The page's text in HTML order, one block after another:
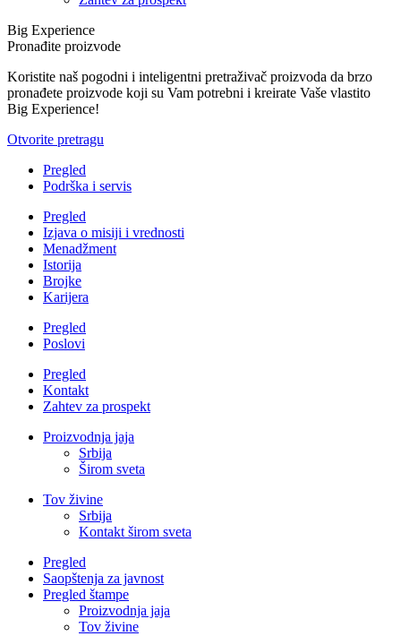
Big Experience
Pronađite proizvode
Koristite naš pogodni i inteligentni pretraživač proizvoda da brzo
pronađete proizvode koji su Vam potrebni i kreirate Vaše vlastito
Big Experience!
Otvorite pretragu
Pregled
Podrška i servis
Pregled
Izjava o misiji i vrednosti
Menadžment
Istorija
Brojke
Karijera
Pregled
Poslovi
Pregled
Kontakt
Zahtev za prospekt
Proizvodnja jaja
Srbija
Širom sveta
Tov živine
Srbija
Kontakt širom sveta
Pregled
Saopštenja za javnost
Pregled štampe
Proizvodnja jaja
Tov živine